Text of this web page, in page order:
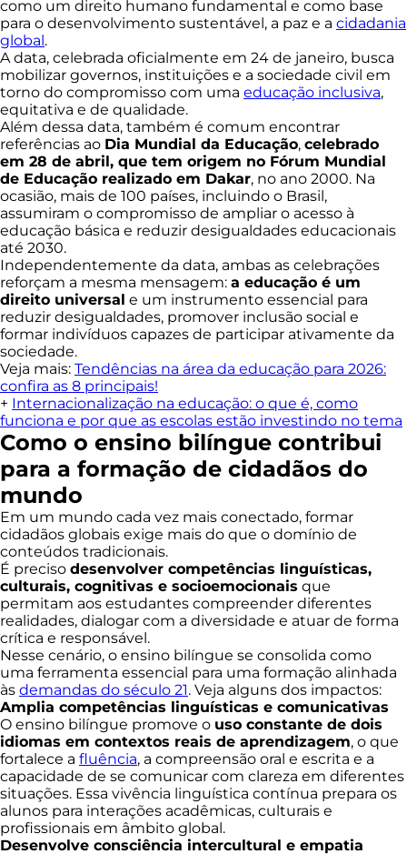
como um direito humano fundamental e como base
para o desenvolvimento sustentável, a paz e a cidadania
global.
A data, celebrada oficialmente em 24 de janeiro, busca
mobilizar governos, instituições e a sociedade civil em
torno do compromisso com uma educação inclusiva,
equitativa e de qualidade.
Além dessa data, também é comum encontrar
referências ao Dia Mundial da Educação, celebrado
em 28 de abril, que tem origem no Fórum Mundial
de Educação realizado em Dakar, no ano 2000. Na
ocasião, mais de 100 países, incluindo o Brasil,
assumiram o compromisso de ampliar o acesso à
educação básica e reduzir desigualdades educacionais
até 2030.
Independentemente da data, ambas as celebrações
reforçam a mesma mensagem: a educação é um
direito universal e um instrumento essencial para
reduzir desigualdades, promover inclusão social e
formar indivíduos capazes de participar ativamente da
sociedade.
Veja mais: Tendências na área da educação para 2026:
confira as 8 principais!
+ Internacionalização na educação: o que é, como
funciona e por que as escolas estão investindo no tema
Como o ensino bilíngue contribui
para a formação de cidadãos do
mundo
Em um mundo cada vez mais conectado, formar
cidadãos globais exige mais do que o domínio de
conteúdos tradicionais.
É preciso desenvolver competências linguísticas,
culturais, cognitivas e socioemocionais que
permitam aos estudantes compreender diferentes
realidades, dialogar com a diversidade e atuar de forma
crítica e responsável.
Nesse cenário, o ensino bilíngue se consolida como
uma ferramenta essencial para uma formação alinhada
às demandas do século 21. Veja alguns dos impactos:
Amplia competências linguísticas e comunicativas
O ensino bilíngue promove o uso constante de dois
idiomas em contextos reais de aprendizagem, o que
fortalece a fluência, a compreensão oral e escrita e a
capacidade de se comunicar com clareza em diferentes
situações. Essa vivência linguística contínua prepara os
alunos para interações acadêmicas, culturais e
profissionais em âmbito global.
Desenvolve consciência intercultural e empatia